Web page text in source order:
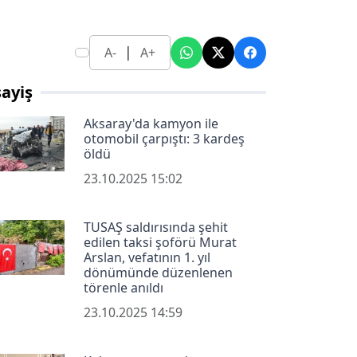
A- | A+
Aksaray'da kamyon ile
otomobil çarpıştı: 3 kardeş
öldü
23.10.2025 15:02
TUSAŞ saldırısında şehit
edilen taksi şoförü Murat
Arslan, vefatının 1. yıl
dönümünde düzenlenen
törenle anıldı
23.10.2025 14:59